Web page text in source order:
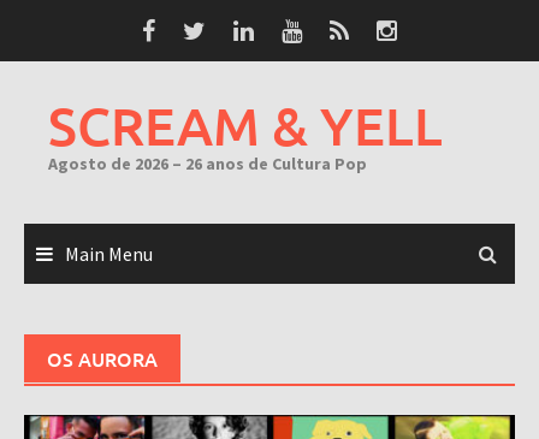
SCREAM & YELL
Agosto de 2026 – 26 anos de Cultura Pop
Main Menu
OS AURORA